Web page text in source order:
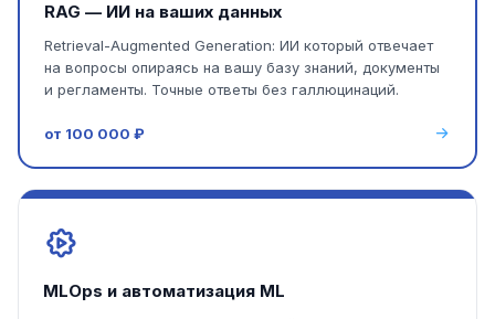
RAG — ИИ на ваших данных
Retrieval-Augmented Generation: ИИ который отвечает
на вопросы опираясь на вашу базу знаний, документы
и регламенты. Точные ответы без галлюцинаций.
от 100 000 ₽
MLOps и автоматизация ML